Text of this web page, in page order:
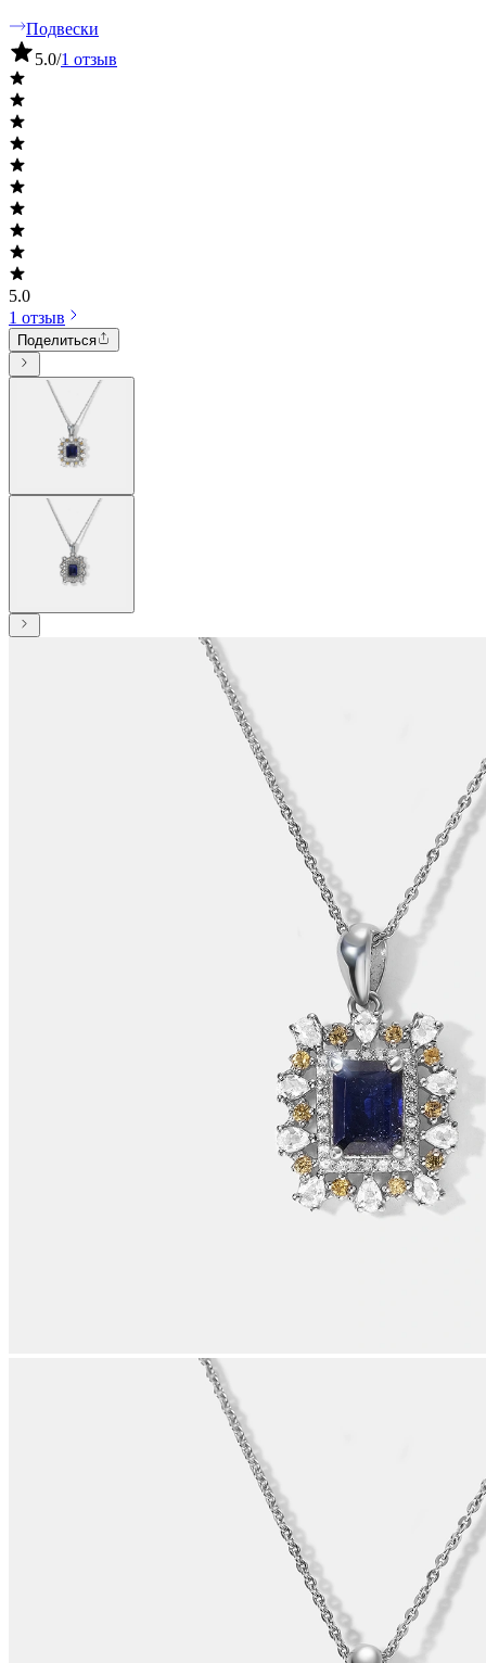
Подвески
5.0/1 отзыв
5.0
1 отзыв
Поделиться